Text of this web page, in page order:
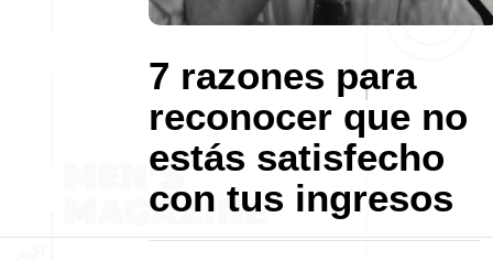
7 razones para
reconocer que no
estás satisfecho
con tus ingresos